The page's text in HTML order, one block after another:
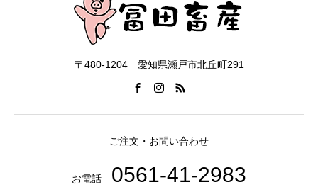
〒480-1204 愛知県瀬戸市北丘町291
ご注文・お問い合わせ
お電話 0561-41-2983